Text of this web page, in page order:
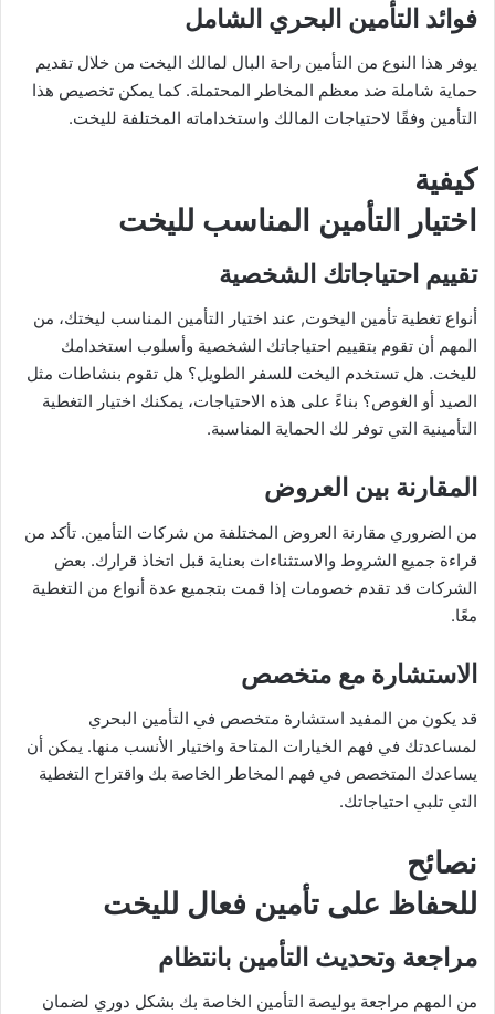
فوائد التأمين البحري الشامل
يوفر هذا النوع من التأمين راحة البال لمالك اليخت من خلال تقديم
حماية شاملة ضد معظم المخاطر المحتملة. كما يمكن تخصيص هذا
التأمين وفقًا لاحتياجات المالك واستخداماته المختلفة لليخت.
كيفية
اختيار التأمين المناسب لليخت
تقييم احتياجاتك الشخصية
أنواع تغطية تأمين اليخوت, عند اختيار التأمين المناسب ليختك، من
المهم أن تقوم بتقييم احتياجاتك الشخصية وأسلوب استخدامك
لليخت. هل تستخدم اليخت للسفر الطويل؟ هل تقوم بنشاطات مثل
الصيد أو الغوص؟ بناءً على هذه الاحتياجات، يمكنك اختيار التغطية
التأمينية التي توفر لك الحماية المناسبة.
المقارنة بين العروض
من الضروري مقارنة العروض المختلفة من شركات التأمين. تأكد من
قراءة جميع الشروط والاستثناءات بعناية قبل اتخاذ قرارك. بعض
الشركات قد تقدم خصومات إذا قمت بتجميع عدة أنواع من التغطية
معًا.
الاستشارة مع متخصص
قد يكون من المفيد استشارة متخصص في التأمين البحري
لمساعدتك في فهم الخيارات المتاحة واختيار الأنسب منها. يمكن أن
يساعدك المتخصص في فهم المخاطر الخاصة بك واقتراح التغطية
التي تلبي احتياجاتك.
نصائح
للحفاظ على تأمين فعال لليخت
مراجعة وتحديث التأمين بانتظام
من المهم مراجعة بوليصة التأمين الخاصة بك بشكل دوري لضمان